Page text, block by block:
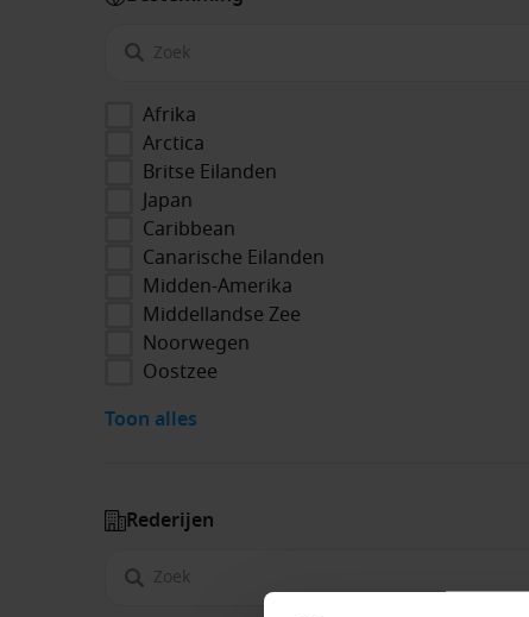
Afrika
Arctica
Britse Eilanden
Japan
Caribbean
Canarische Eilanden
Midden-Amerika
Middellandse Zee
Noorwegen
Oostzee
Toon alles
Rederijen